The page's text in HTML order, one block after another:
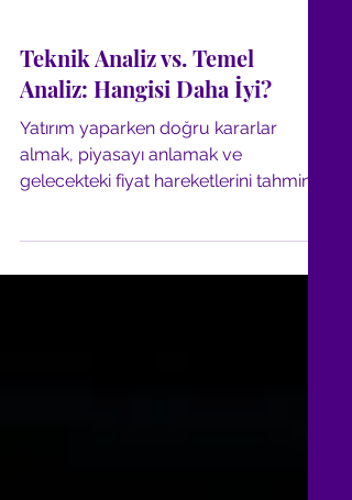
Teknik Analiz vs. Temel
Analiz: Hangisi Daha İyi?
Yatırım yaparken doğru kararlar
almak, piyasayı anlamak ve
etmek için iki temel analiz yöntemi...